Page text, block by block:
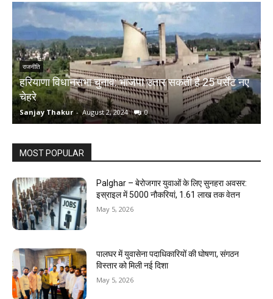
राजनीति
हरियाणा विधानसभा चुनाव: भाजपा उतार सकती है 25 पर्सेंट नए
चेहरे
Sanjay Thakur - August 2, 2024 0
MOST POPULAR
Palghar – बेरोजगार युवाओं के लिए सुनहरा अवसर:
इस्राइल में 5000 नौकरियां, ₹1.61 लाख तक वेतन
May 5, 2026
पालघर में युवासेना पदाधिकारियों की घोषणा, संगठन
विस्तार को मिली नई दिशा
May 5, 2026